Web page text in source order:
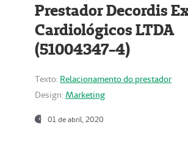
Prestador Decordis
Cardiológicos LTDA
(51004347-4)
Texto: Relacionamento do prestador
Design: Marketing
01 de abril, 2020